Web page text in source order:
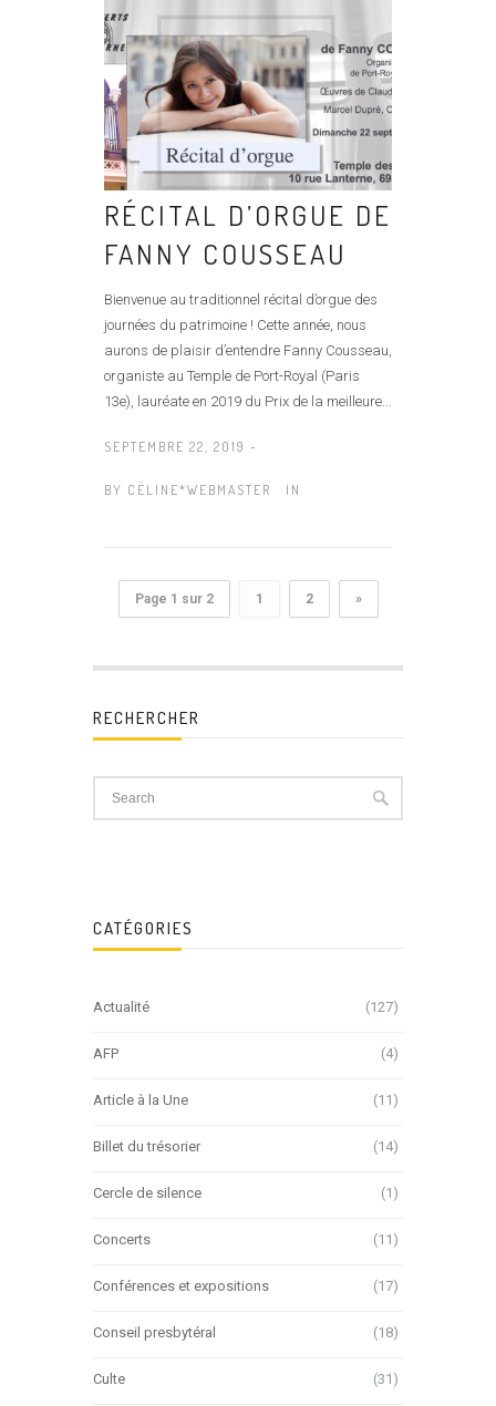
RÉCITAL D’ORGUE DE
FANNY COUSSEAU
Bienvenue au traditionnel récital d’orgue des
journées du patrimoine ! Cette année, nous
aurons de plaisir d’entendre Fanny Cousseau,
organiste au Temple de Port-Royal (Paris
13e), lauréate en 2019 du Prix de la meilleure...
SEPTEMBRE 22, 2019 -
BY CÉLINE*WEBMASTER IN
Page 1 sur 2 1 2 »
RECHERCHER
CATÉGORIES
Actualité (127)
AFP (4)
Article à la Une (11)
Billet du trésorier (14)
Cercle de silence (1)
Concerts (11)
Conférences et expositions (17)
Conseil presbytéral (18)
Culte (31)